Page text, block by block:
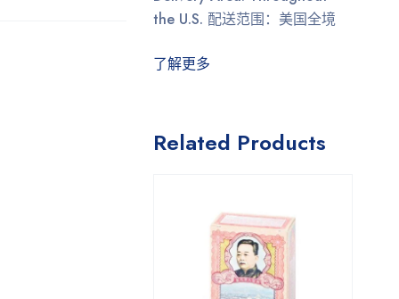
the U.S. 配送范围：美国全境
了解更多
Related Products